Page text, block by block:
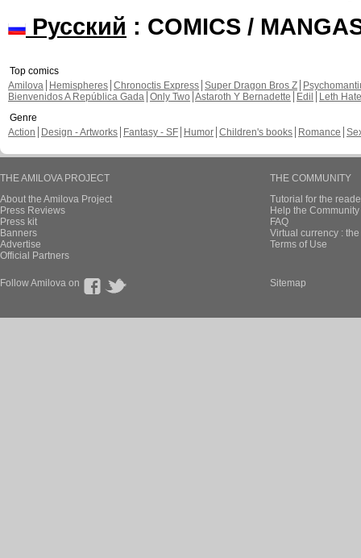
Русский : COMICS /
Top comics
Amilova
Hemispheres Chronoctis Express Super Dragon Bros Z
Bienvenidos A República Gada Only Two Astaroth Y Bernadette Edil
Leth Hate
Genre
Action
Design - Artworks Fantasy - SF Humor Children's books Romance
THE AMILOVA PROJECT
About the Amilova Project
Press Reviews
Press kit
Banners
Advertise
Official Partners
THE COMMUNITY
Tutorial for the
Help the
FAQ
Virtual currency :
Terms of Use
Follow Amilova on Sitemap